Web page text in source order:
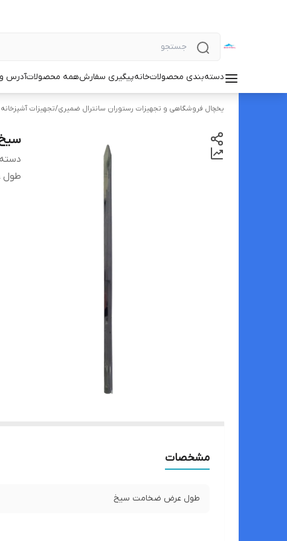
دسته‌بندی محصولاتخانهپیگیری سفارشهمه محصولاتآدرس
یخچال فروشگاهی و تجهیزات رستوران سانترال ضمیری/تجهیزات
مشخصات
طول عرض ضخامت سیخ